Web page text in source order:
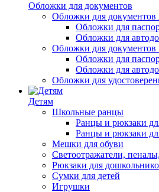
Обложки для документов
Обложки для документов
Обложки для
Обложки для
Обложки для документов
Обложки для
Обложки для
Обложки для
Детям
Школьные ранцы
Ранцы и рюкзаки
Ранцы и рюкзаки
Мешки для обуви
Светоотражатели,
Рюкзаки для
Сумки для детей
Игрушки